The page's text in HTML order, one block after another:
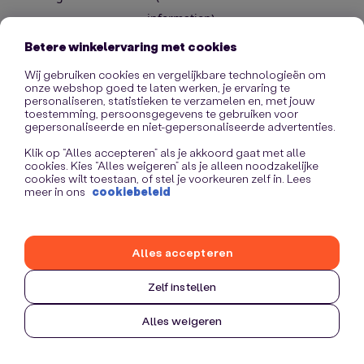
information).
Betere winkelervaring met cookies
Wij gebruiken cookies en vergelijkbare technologieën om
onze webshop goed te laten werken, je ervaring te
personaliseren, statistieken te verzamelen en, met jouw
toestemming, persoonsgegevens te gebruiken voor
gepersonaliseerde en niet-gepersonaliseerde advertenties.
Klik op “Alles accepteren” als je akkoord gaat met alle
cookies. Kies “Alles weigeren” als je alleen noodzakelijke
cookies wilt toestaan, of stel je voorkeuren zelf in. Lees
meer in ons cookiebeleid
Zelf instellen
Alles weigeren
Alles accepteren